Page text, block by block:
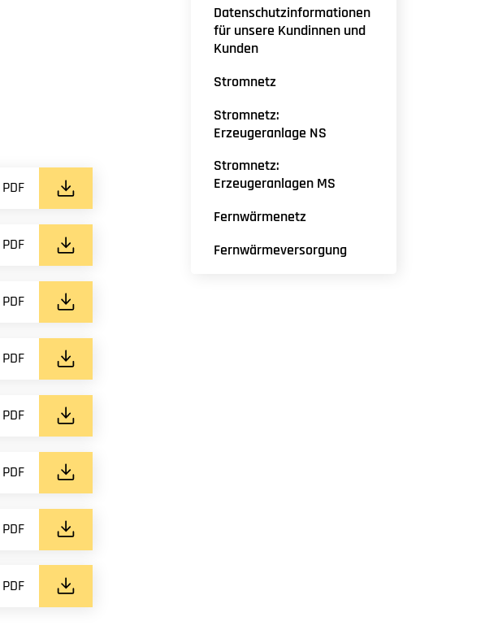
Datenschutzinformationen
für unsere Kundinnen und
Kunden
Stromnetz
Stromnetz:
Erzeugeranlage NS
Stromnetz:
Erzeugeranlagen MS
Fernwärmenetz
Fernwärmeversorgung
PDF
PDF
PDF
PDF
PDF
PDF
PDF
PDF